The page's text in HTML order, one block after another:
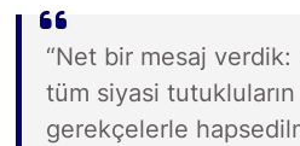
“Net bir mesaj
tüm siyasi
gerekçelerle